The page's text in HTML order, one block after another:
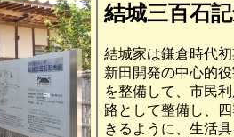
結城三百石
結城家は鎌倉時代
新田開発の中心的
を整備して、市民
路として整備し、
きるように、生活